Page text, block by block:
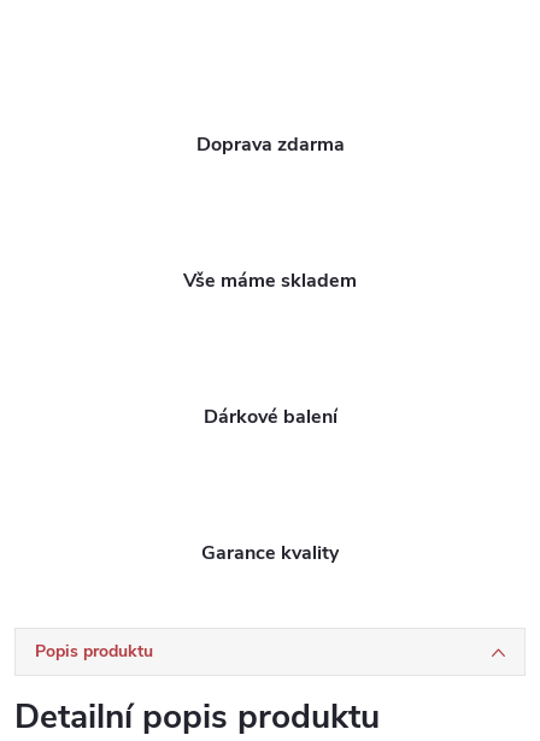
Doprava zdarma
Vše máme skladem
Dárkové balení
Garance kvality
Popis produktu
Detailní popis produktu